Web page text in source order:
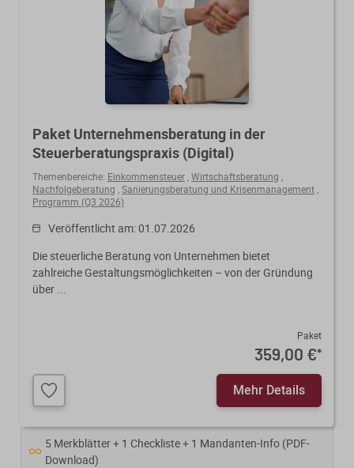
Paket Unternehmensberatung in der
Steuerberatungspraxis (Digital)
Themenbereiche: Einkommensteuer Wirtschaftsberatung
Nachfolgeberatung Sanierungsberatung und Krisenmanagement
Programm (Q3 2026)
Veröffentlicht am: 01.07.2026
Die steuerliche Beratung von Unternehmen bietet
zahlreiche Gestaltungsmöglichkeiten – von der Gründung
über ...
Paket
359,00 €*
Mehr Details
5 Merkblätter + 1 Checkliste + 1 Mandanten-Info (PDF-
Download)